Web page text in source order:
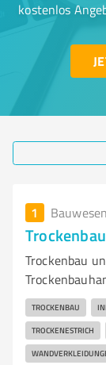
kostenlos
1 Bauwesen
Trockenbau
TROCKENBAU
TROCKENESTRICH